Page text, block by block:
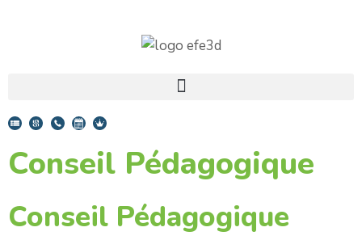
Conseil Pédagogique
Conseil Pédagogique